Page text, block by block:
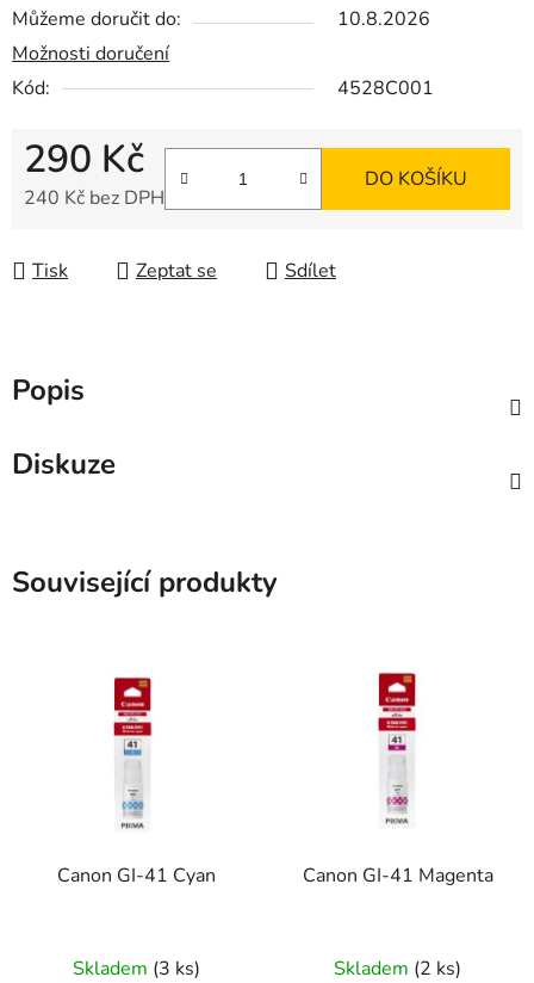
Můžeme doručit do:
10.8.2026
Možnosti doručení
Kód:
4528C001
290 Kč
240 Kč bez DPH
DO KOŠÍKU
Tisk Zeptat se Sdílet
Popis
Diskuze
Související produkty
Canon GI-41 Cyan
Skladem (3 ks)
Canon GI-41 Magenta
Skladem (2 ks)